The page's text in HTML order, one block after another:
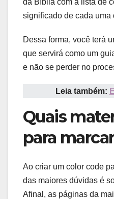
da Bíblia com a lista de
significado de cada uma
Dessa forma, você terá
que servirá como um
e não se perder no
Leia também:
Quais
para
Ao criar um color code
das maiores dúvidas é
Afinal, as páginas da